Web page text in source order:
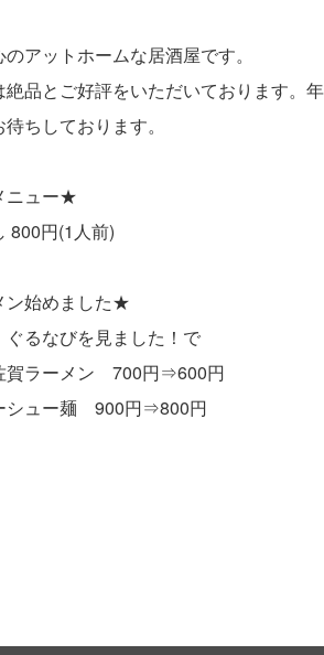
アットホームな居酒屋です。
絶品とご好評をいただいております。
ちしております。
ニュー★
800円(1人前)
始めました★
ぐるなびを見ました！で
賀ラーメン 700円⇒600円
シュー麺 900円⇒800円